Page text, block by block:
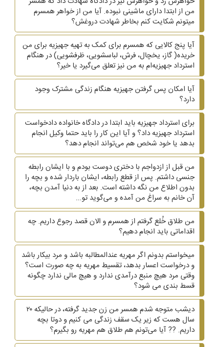
من از ابتدا دارای ماشینی نبوده. آیا من از خواهر همسرم
میتونم شکایت کنم بخاطر شهادت دروغش؟
آیا پنج کالایی که همسرم برای کمک به تهیه جهیزیه برای من
خریده( گاز، یخچال، فرش، لباسشویی، ظرفشویی)‌ در هنگام
استرداد جهیزیه‌ام به من نیز تعلق می‌گیرد یا خیر؟
آیا امکان پس گرفتن جهیزیه هنگام زندگی مشترک وجود
دارد؟
برای استرداد جهیزیه باید ابتدا در دادگاه خانواده دادخواست
استرداد جهیزیه داد؟ و آیا این کار را باید حتما وکیل انجام
بدهد یا خود شخص هم می‌تواند انجام دهد؟
من قبل از ازدواجم با دختری دوست بودم و با ایشان رابطه
جنسی داشتم. پس از قطع رابطه، ایشان باردار شده و بچه را
بدون اطلاع من نگه داشته است. بعد از به دنیا آمدن بچه،
آن خانم به سراغ من آمده و می‌گوید تو...
من طلاق خُلع گرفتم از همسرم و الان قصد رجوع داریم. چه
اقداماتی باید انجام دهیم؟
میخواستم بدونم اگر مهریه عندالمطالبه باشد و مرد بیکار باشد
و درخواست اعسار بدهد، تقسیط مهریه به چه صورت است؟
وقتی مرد هیچ منبع درآمدی ندارد و هیچ مالی ندارد چگونه
قسط بندی می شود؟
دیشب متوجه شدم همسر من زن جدید گرفته، در حالیکه ۲۰
سال هست که زیر یک سقف زندگی می کنیم و دوتا بچه
داریم. ?? آیا می‌تونم هم طلاق هم مهریه رو بگیرم؟